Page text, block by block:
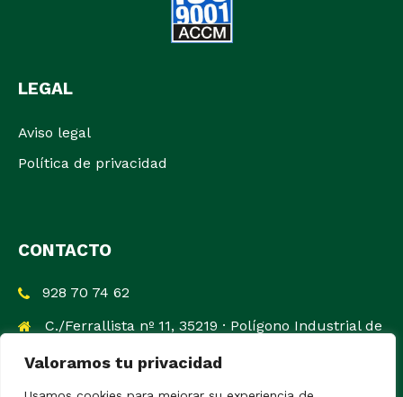
Valoramos tu privacidad
LEGAL
Aviso legal
Política de privacidad
CONTACTO
928 70 74 62
C./Ferrallista nº 11, 35219 · Polígono Industrial de